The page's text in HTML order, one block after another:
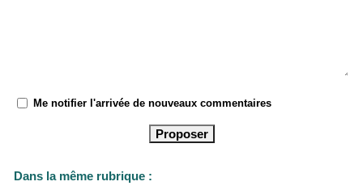
Me notifier l'arrivée de nouveaux commentaires
Dans la même rubrique :